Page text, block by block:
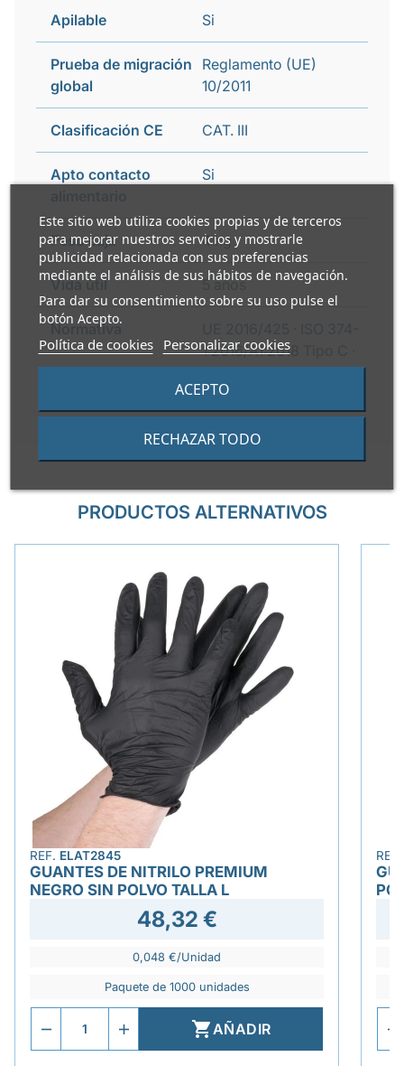
Este sitio web utiliza cookies propias y de terceros
para mejorar nuestros servicios y mostrarle
publicidad relacionada con sus preferencias
mediante el análisis de sus hábitos de navegación.
Para dar su consentimiento sobre su uso pulse el
botón Acepto.
Política de cookies Personalizar cookies
RECHAZAR TODO
ACEPTO
Apilable Si
Prueba de migración
global
Reglamento (UE)
10/2011
Clasificación CE CAT. III
Apto contacto
Si
Peso caja 4 kg
Vida útil 5 años
Normativa
1:2016/A1:2018 Tipo C ·
ISO 374-5:2016 · ISO
21420:2020
PRODUCTOS ALTERNATIVOS
REF. ELAT2845
GUANTES DE NITRILO PREMIUM
NEGRO SIN POLVO TALLA L
48,32 €
0,048 €/Unidad
Paquete de 1000 unidades
AÑADIR